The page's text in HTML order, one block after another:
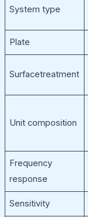
System type
Plate
Surfacetreatment
Unit composition
Frequency
response
Sensitivity